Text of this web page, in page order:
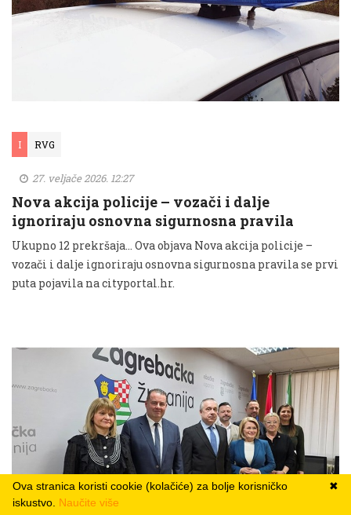
I RVG
27. veljače 2026. 12:27
Nova akcija policije – vozači i dalje
ignoriraju osnovna sigurnosna pravila
Ukupno 12 prekršaja... Ova objava Nova akcija policije –
vozači i dalje ignoriraju osnovna sigurnosna pravila se prvi
puta pojavila na cityportal.hr.
✖
Ova stranica koristi cookie (kolačiće) za bolje korisničko
iskustvo. Naučite više